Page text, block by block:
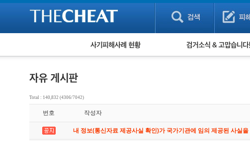
피해사례 현황
유해사이트 목록
비공개 피해사례
검거 소식
Total : 140,832 (4306/7042)
번호 작성자
내 정보(통신자료 제공사실 확인)가 국가기관에 임의 제공된 사실